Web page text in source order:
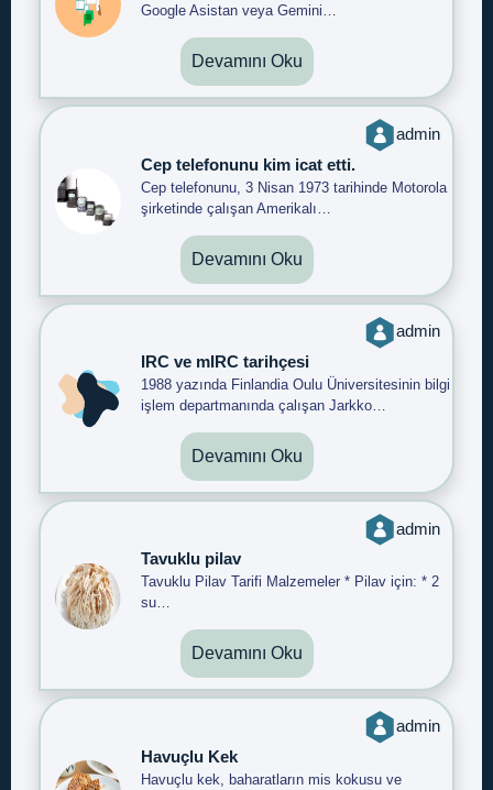
Google Asistan veya Gemini…
Devamını Oku
admin
Cep telefonunu kim icat etti.
Cep telefonunu, 3 Nisan 1973 tarihinde Motorola
şirketinde çalışan Amerikalı…
Devamını Oku
admin
IRC ve mIRC tarihçesi
1988 yazında Finlandia Oulu Üniversitesinin bilgi
işlem departmanında çalışan Jarkko…
Devamını Oku
admin
Tavuklu pilav
Tavuklu Pilav Tarifi Malzemeler * Pilav için: * 2
su…
Devamını Oku
admin
Havuçlu Kek
Havuçlu kek, baharatların mis kokusu ve